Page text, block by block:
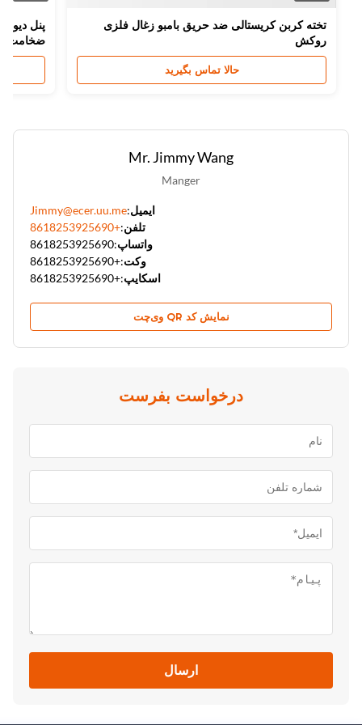
تخته کربن کریستالی ضد حریق بامبو زغال فلزی
روکش
حالا تماس بگیرید
ضخامت
Mr. Jimmy Wang
Manger
ایمیل:Jimmy@ecer.uu.me
+8618253925690
واتساپ:8618253925690
+8618253925690
اسکایپ:+8618253925690
نمایش کد QR وی‌چت
درخواست بفرست
ارسال